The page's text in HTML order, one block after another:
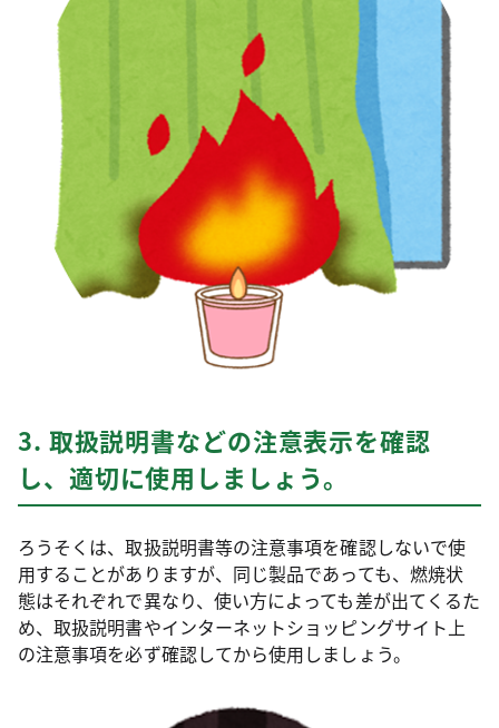
3. 取扱説明書などの注意表示を確認
し、適切に使用しましょう。
ろうそくは、取扱説明書等の注意事項を確認しないで使
用することがありますが、同じ製品であっても、燃焼状
態はそれぞれで異なり、使い方によっても差が出てくるた
め、取扱説明書やインターネットショッピングサイト上
の注意事項を必ず確認してから使用しましょう。